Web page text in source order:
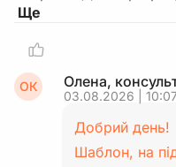
ОК Олена,
03.08.2026 |
Добрий день!
Шаблон, на